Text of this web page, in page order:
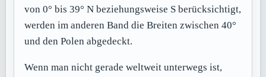
von 0° bis 39° N beziehungsweise S berücksichtigt,
werden im anderen Band die Breiten zwischen 40°
und den Polen abgedeckt.
Wenn man nicht gerade weltweit unterwegs ist,